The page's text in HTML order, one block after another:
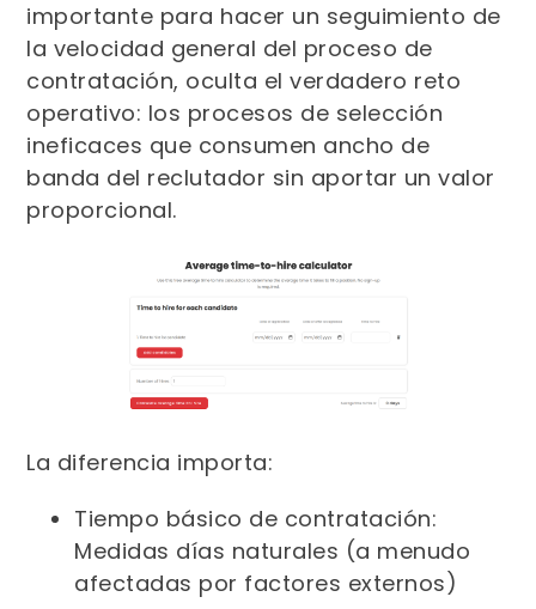
importante para hacer un seguimiento de
la velocidad general del proceso de
contratación, oculta el verdadero reto
operativo: los procesos de selección
ineficaces que consumen ancho de
banda del reclutador sin aportar un valor
proporcional.
La diferencia importa:
Tiempo básico de contratación:
Medidas días naturales (a menudo
afectadas por factores externos)